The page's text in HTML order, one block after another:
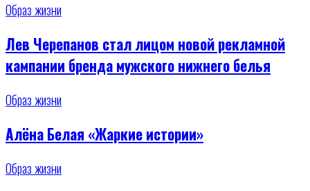
Образ жизни
Лев Черепанов стал лицом новой рекламной
кампании бренда мужского нижнего белья
Образ жизни
Алёна Белая «Жаркие истории»
Образ жизни